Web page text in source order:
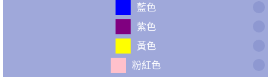
藍色
紫色
黃色
粉紅色